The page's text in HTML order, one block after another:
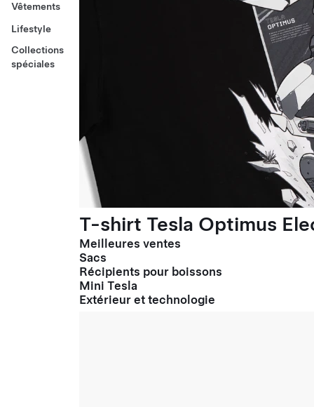
Vêtements
Lifestyle
Collections
spéciales
T-shirt Tesla Optimus
Meilleures ventes
Sacs
Récipients pour boissons
Mini Tesla
Extérieur et technologie